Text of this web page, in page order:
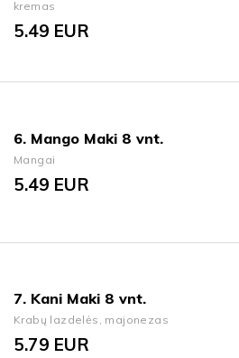
kremas
5.49 EUR
6. Mango Maki 8 vnt.
Mangai
5.49 EUR
7. Kani Maki 8 vnt.
Krabų lazdelės, majonezas
5.79 EUR